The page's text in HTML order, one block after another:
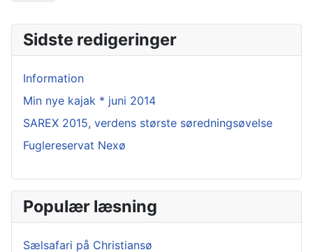
Sidste redigeringer
Information
Min nye kajak * juni 2014
SAREX 2015, verdens største søredningsøvelse
Fuglereservat Nexø
Populær læsning
Sælsafari på Christiansø